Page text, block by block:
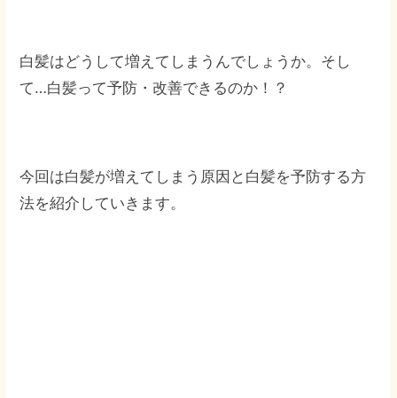
白髪はどうして増えてしまうんでしょうか。そし
て…白髪って予防・改善できるのか！？
今回は白髪が増えてしまう原因と白髪を予防する方
法を紹介していきます。